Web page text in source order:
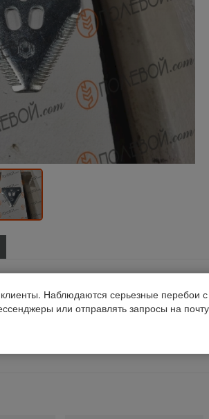
Наблюдаются серьезные перебои
или отправлять запросы на